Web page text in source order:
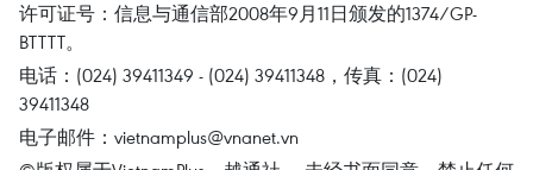
许可证号：信息与通信部2008年9月11日颁发的1374/GP-
BTTTT。
电话：(024) 39411349 - (024) 39411348，传真：(024)
39411348
电子邮件： vietnamplus@vnanet.vn